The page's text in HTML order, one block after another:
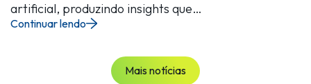
artificial, produzindo insights que…
Continuar lendo
Mais notícias